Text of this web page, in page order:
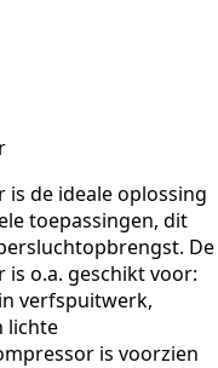
de ideale oplossing
toepassingen, dit
De
o.a. geschikt voor:
verfspuitwerk,
lichte
is voorzien